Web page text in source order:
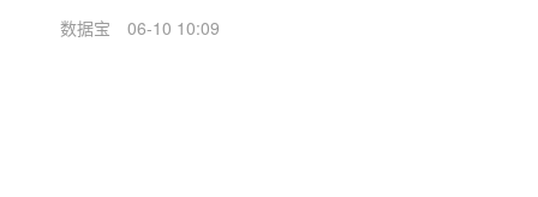
数据宝 06-10 10:09